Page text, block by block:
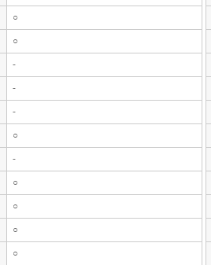
○
○
-
-
-
○
-
○
○
○
○